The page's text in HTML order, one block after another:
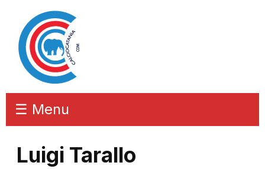
☰ Menu
Luigi Tarallo